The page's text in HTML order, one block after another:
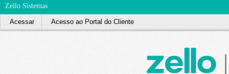
Zello Sistemas
Acessar Acesso ao Portal do Cliente